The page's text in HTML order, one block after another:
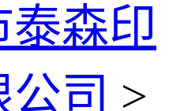
泰森印
司 >